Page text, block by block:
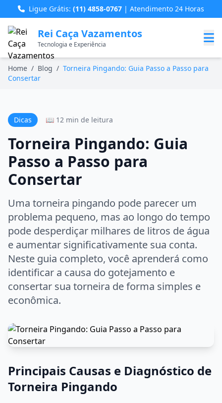
Ligue Grátis: (11) 4858-0767 | Atendimento 24 Horas
Rei Caça Vazamentos
Tecnologia e Experiência
Home / Blog / Torneira Pingando: Guia Passo a Passo para
Consertar
Dicas 📖 12 min de leitura
Torneira Pingando: Guia
Passo a Passo para
Consertar
Uma torneira pingando pode parecer um
problema pequeno, mas ao longo do tempo
pode desperdiçar milhares de litros de água
e aumentar significativamente sua conta.
Neste guia completo, você aprenderá como
identificar a causa do gotejamento e
consertar sua torneira de forma simples e
econômica.
Principais Causas e Diagnóstico de
Torneira Pingando